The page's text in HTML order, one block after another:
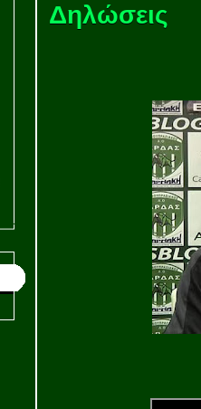
Δηλώσεις